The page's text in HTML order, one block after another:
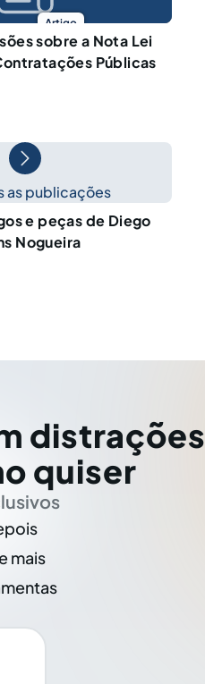
Artigo
sobre a Nota Lei
Públicas
as publicações
e peças de Diego
Nogueira
distrações
quiser
mais